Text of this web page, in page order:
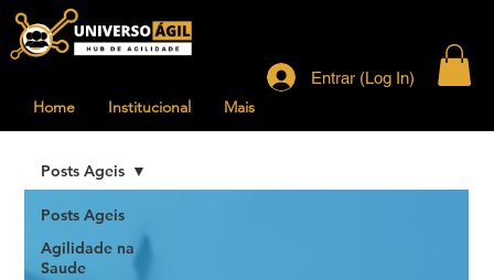
Home Institucional Mais
Entrar (Log In)
Posts Ageis
Agilidade na
Saude
Posts Ageis